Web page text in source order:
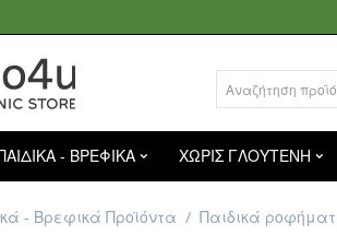
- ΒΡΕΦΙΚΑ ΧΩΡΙΣ ΓΛΟΥΤΕΝΗ
- Βρεφικά Προϊόντα / Παιδικά